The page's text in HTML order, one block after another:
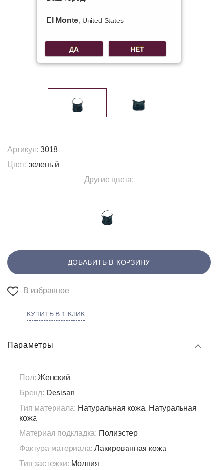
Артикул: 3018
Цвет: зеленый
Другие цвета:
ДОБАВИТЬ В КОРЗИНУ
В избранное
КУПИТЬ В 1 КЛИК
Параметры
Пол: Женский
Бренд: Desisan
Тип материала: Натуральная кожа, Натуральная
кожа
Материал подкладка: Полиэстер
Фактура материала: Лакированная кожа
Тип застежки: Молния
El Monte , United States
ДА НЕТ